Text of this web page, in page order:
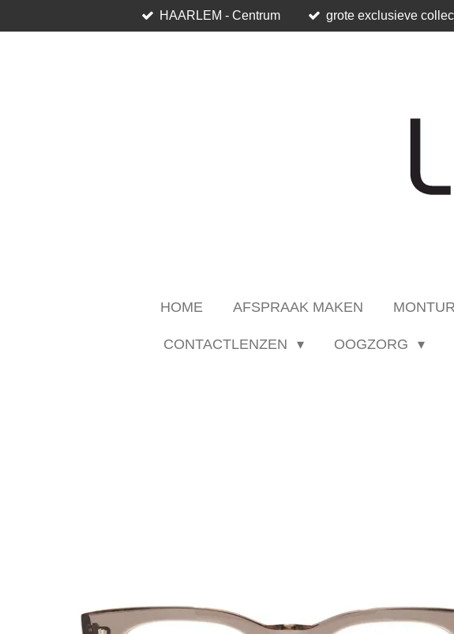
direct
HAARLEM - Centrum grote exclusieve
HOME AFSPRAAK MAKEN
CONTACTLENZEN OOGZORG